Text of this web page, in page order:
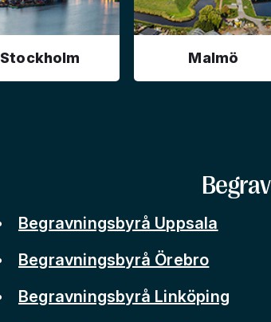
Stockholm Malmö
Begravningsbyrå Uppsala
Begravningsbyrå Örebro
Begravningsbyrå Linköping